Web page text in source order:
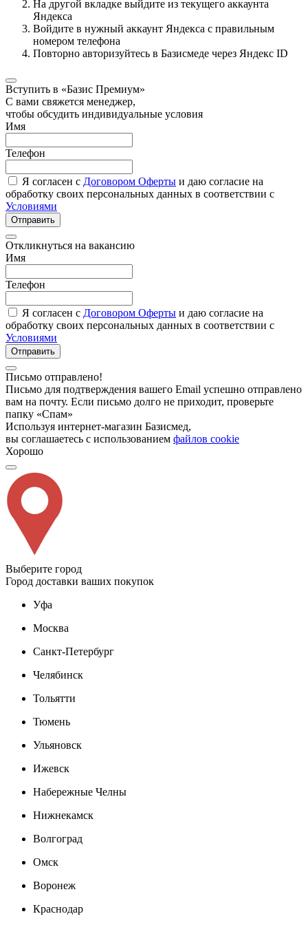
На другой вкладке выйдите из текущего аккаунта
Яндекса
Войдите в нужный аккаунт Яндекса с правильным
номером телефона
Повторно авторизуйтесь в Базисмеде через Яндекс ID
Вступить в «Базис Премиум»
С вами свяжется менеджер,
чтобы обсудить индивидуальные условия
Имя
Телефон
Я согласен с Договором Оферты и даю согласие на
обработку своих персональных данных в соответствии с
Условиями
Отправить
Откликнуться на вакансию
Имя
Телефон
Я согласен с Договором Оферты и даю согласие на
обработку своих персональных данных в соответствии с
Условиями
Отправить
Письмо отправлено!
Письмо для подтверждения вашего Email успешно отправлено
вам на почту. Если письмо долго не приходит, проверьте
папку «Спам»
Используя интернет-магазин Базисмед,
вы соглашаетесь с использованием файлов cookie
Хорошо
Выберите город
Город доставки ваших покупок
Уфа
Москва
Санкт-Петербург
Челябинск
Тольятти
Тюмень
Ульяновск
Ижевск
Набережные Челны
Нижнекамск
Волгоград
Омск
Воронеж
Краснодар